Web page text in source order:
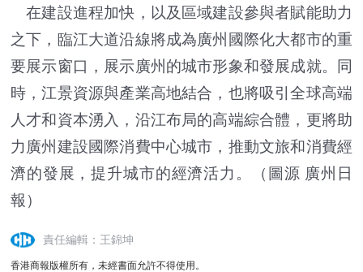
在建設進程加快，以及區域建設參與者賦能助力
之下，臨江大道沿線將成為廣州國際化大都市的重
要展示窗口，展示廣州的城市形象和發展成就。同
時，江景資源與產業高地結合，也將吸引全球高端
人才和資本湧入，沿江布局的高端綜合體，更將助
力廣州建設國際消費中心城市，推動文旅和消費經
濟的發展，提升城市的經濟活力。
（圖源 廣州日
報）
責任編輯：王錦坤
香港商報版權所有，未經書面允許不得使用。